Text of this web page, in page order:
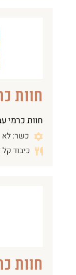
חוות
חוות כרמי
כשר: לא
כיבוד
חוות